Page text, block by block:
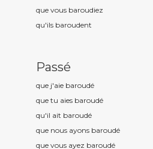
que vous baroudiez
qu'ils baroudent
Passé
que j'aie baroudé
que tu aies baroudé
qu'il ait baroudé
que nous ayons baroudé
que vous ayez baroudé